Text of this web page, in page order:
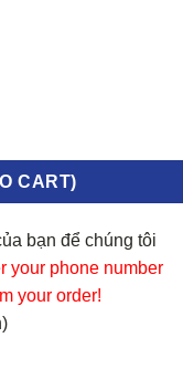
| 3330166 số lượng
CART)
bạn để chúng tôi
your phone number
your order!